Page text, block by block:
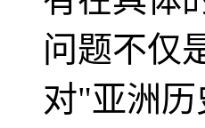
问题不仅
对"亚洲